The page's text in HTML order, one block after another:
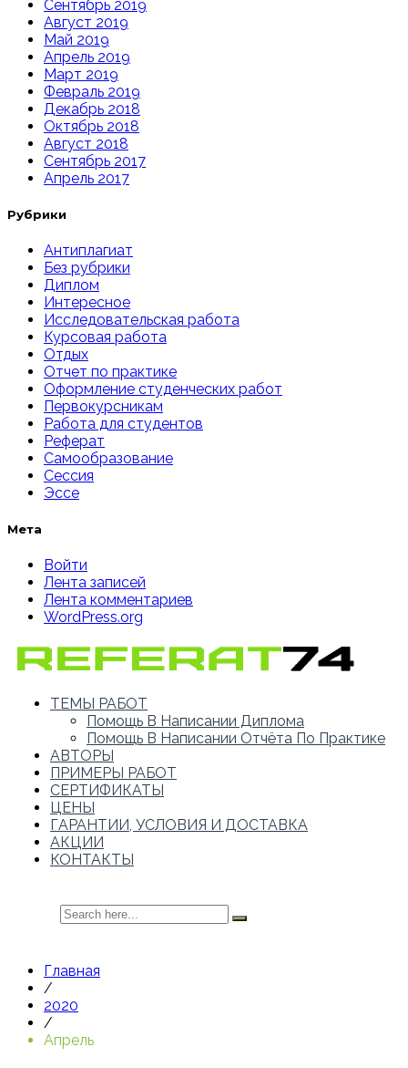
Сентябрь 2019
Август 2019
Май 2019
Апрель 2019
Март 2019
Февраль 2019
Декабрь 2018
Октябрь 2018
Август 2018
Сентябрь 2017
Апрель 2017
Рубрики
Антиплагиат
Без рубрики
Диплом
Интересное
Исследовательская работа
Курсовая работа
Отдых
Отчет по практике
Оформление студенческих работ
Первокурсникам
Работа для студентов
Реферат
Самообразование
Сессия
Эссе
Мета
Войти
Лента записей
Лента комментариев
WordPress.org
ТЕМЫ РАБОТ
Помощь В Написании Диплома
Помощь В Написании Отчёта По Практике
АВТОРЫ
ПРИМЕРЫ РАБОТ
СЕРТИФИКАТЫ
ЦЕНЫ
ГАРАНТИИ, УСЛОВИЯ И ДОСТАВКА
АКЦИИ
КОНТАКТЫ
Главная
/
2020
/
Апрель